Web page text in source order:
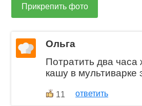
Прикрепить фото
Ольга
Потратить два часа
кашу в мультиварке
11 ответить